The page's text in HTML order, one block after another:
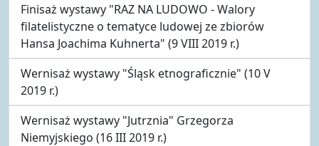
Finisaż wystawy "RAZ NA LUDOWO - Walory
filatelistyczne o tematyce ludowej ze zbiorów
Hansa Joachima Kuhnerta" (9 VIII 2019 r.)
Wernisaż wystawy "Śląsk etnograficznie" (10 V
2019 r.)
Wernisaż wystawy "Jutrznia" Grzegorza
Niemyjskiego (16 III 2019 r.)